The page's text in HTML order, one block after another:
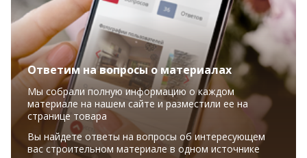
Ответим на вопросы о материалах
Мы собрали полную информацию о каждом
материале на нашем сайте и разместили ее на
странице товара
Вы найдете ответы на вопросы об интересующем
вас строительном материале в одном источнике